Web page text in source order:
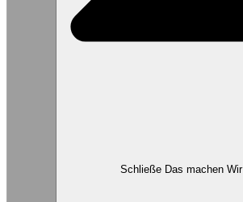
Schließe Das machen Wir